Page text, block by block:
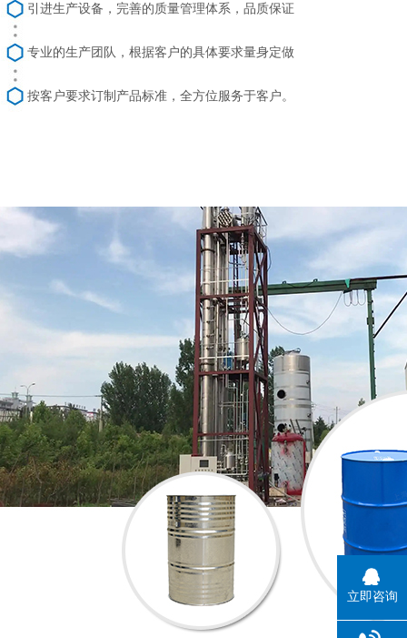
引进生产设备，完善的质量管理体系，品质保证
专业的生产团队，根据客户的具体要求量身定做
按客户要求订制产品标准，全方位服务于客户。
立即咨询